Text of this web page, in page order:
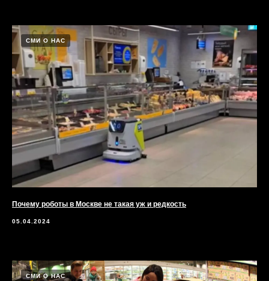
СМИ О НАС
Почему роботы в Москве не такая уж и редкость
05.04.2024
СМИ О НАС